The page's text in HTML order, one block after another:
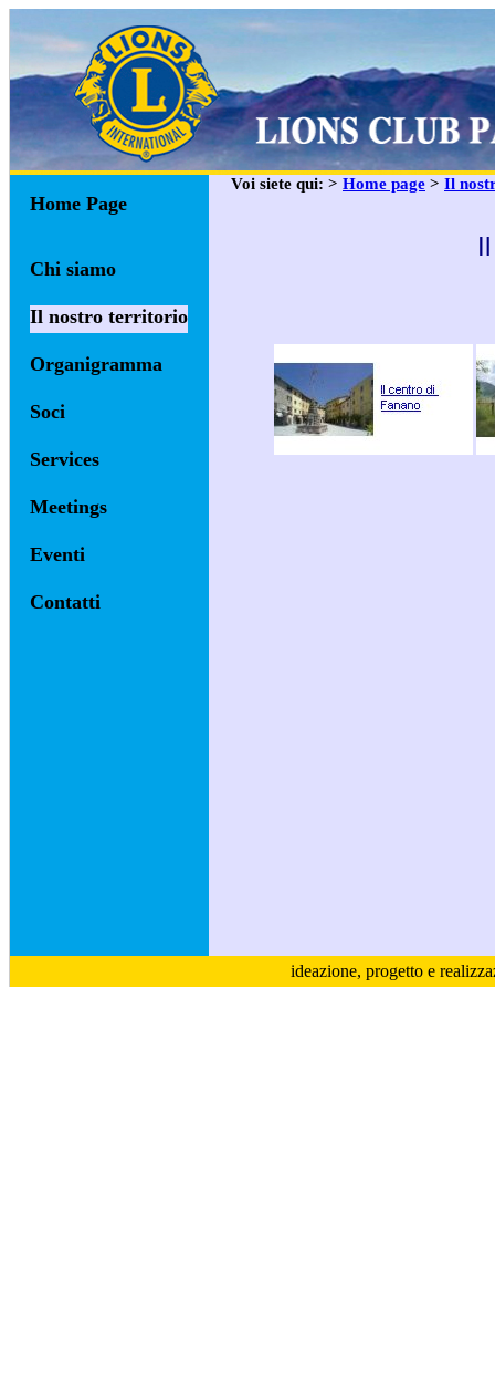
Home Page
Chi siamo
Il nostro territorio
Organigramma
Soci
Services
Meetings
Eventi
Contatti
Voi siete qui: > Home page > Il
ideazione, progetto e